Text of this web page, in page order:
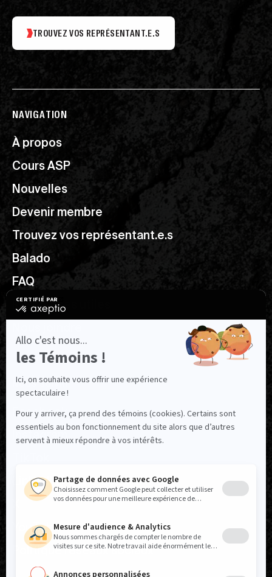
TROUVEZ VOS REPRÉSENTANT.E.S
NAVIGATION
À propos
Cours ASP
Nouvelles
Devenir membre
Trouvez vos représentant.e.s
Balado
FAQ
Ressources utiles
NOUS SUIVRE
Facebook
Instagram
LinkedIn
YouTube
Politique réseaux sociaux